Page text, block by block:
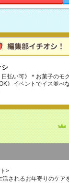
シ
日払い可》＊お菓子のモ
》イベントでイス並べ
>
されるお年寄りのケア